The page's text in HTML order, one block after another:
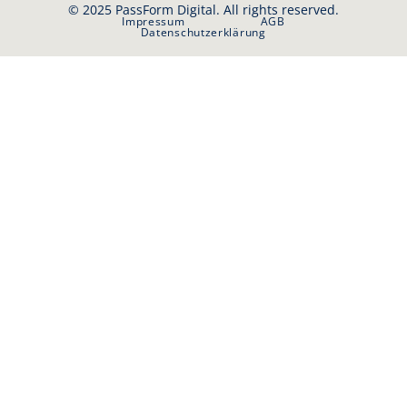
© 2025 PassForm Digital. All rights reserved.
Impressum AGB
Datenschutzerklärung